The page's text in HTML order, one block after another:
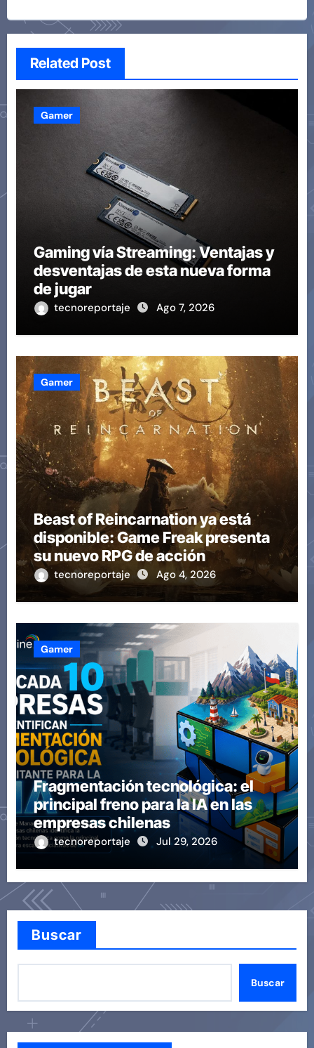
Related Post
Gamer
Gaming vía Streaming: Ventajas y
desventajas de esta nueva forma
de jugar
tecnoreportaje Ago 7, 2026
Gamer
Beast of Reincarnation ya está
disponible: Game Freak presenta
su nuevo RPG de acción
tecnoreportaje Ago 4, 2026
Gamer
Fragmentación tecnológica: el
principal freno para la IA en las
empresas chilenas
tecnoreportaje Jul 29, 2026
Buscar
Buscar